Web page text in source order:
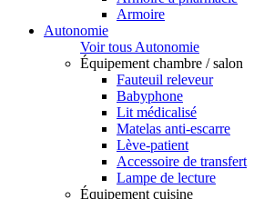
Armoire
Autonomie
Voir tous Autonomie
Équipement chambre / salon
Fauteuil releveur
Babyphone
Lit médicalisé
Matelas anti-escarre
Lève-patient
Accessoire de transfert
Lampe de lecture
Équipement cuisine